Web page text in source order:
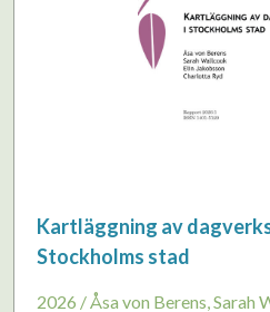
Kartläggning av
Stockholms stad
2026 / Åsa von Berens, Sarah